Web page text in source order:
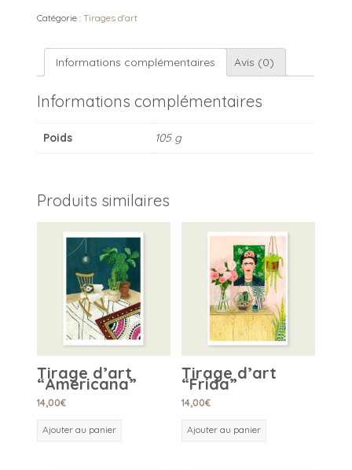
"Protea"
Catégorie :Tirages d'art
Informations complémentaires Avis (0)
Informations complémentaires
Poids 105 g
Produits similaires
Tirage d’art
“Americana”
14,00€
Ajouter au panier
Tirage d’art
“Frida”
14,00€
Ajouter au panier